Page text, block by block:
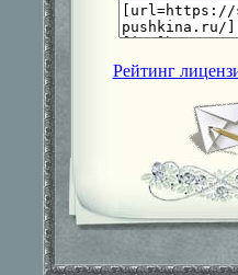
Рейтинг